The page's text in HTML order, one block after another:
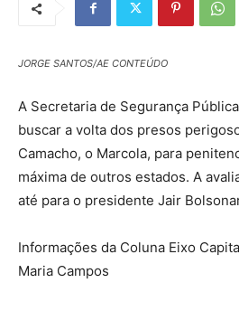
JORGE SANTOS/AE CONTEÚDO
A Secretaria de Segurança
buscar a volta dos presos
Camacho, o Marcola, para
máxima de outros estados. A
até para o presidente Jair
Informações da Coluna Eixo
Maria Campos